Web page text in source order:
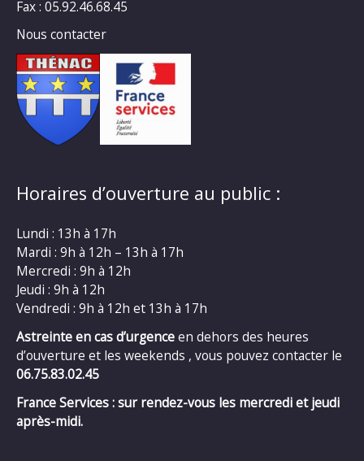
Fax : 05.92.46.68.45
Nous contacter
Horaires d’ouverture au public :
Lundi : 13h à 17h
Mardi : 9h à 12h – 13h à 17h
Mercredi : 9h à 12h
Jeudi : 9h à 12h
Vendredi : 9h à 12h et 13h à 17h
Astreinte en cas d’urgenceen dehors des heures
d’ouverture et les weekends , vous pouvez contacter le
06.75.83.02.45
France Services : sur rendez-vous les mercredi et jeudi
après-midi.